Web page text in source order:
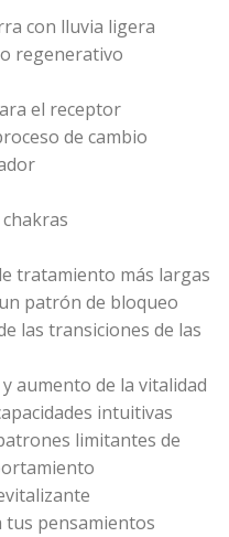
con lluvia ligera
regenerativo
el receptor
de cambio
tratamiento más largas
patrón de bloqueo
las transiciones de las
aumento de la vitalidad
intuitivas
limitantes de
tus pensamientos